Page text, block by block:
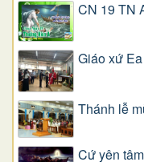
CN 19 TN
Giáo xứ
Thánh lễ
Cứ yên